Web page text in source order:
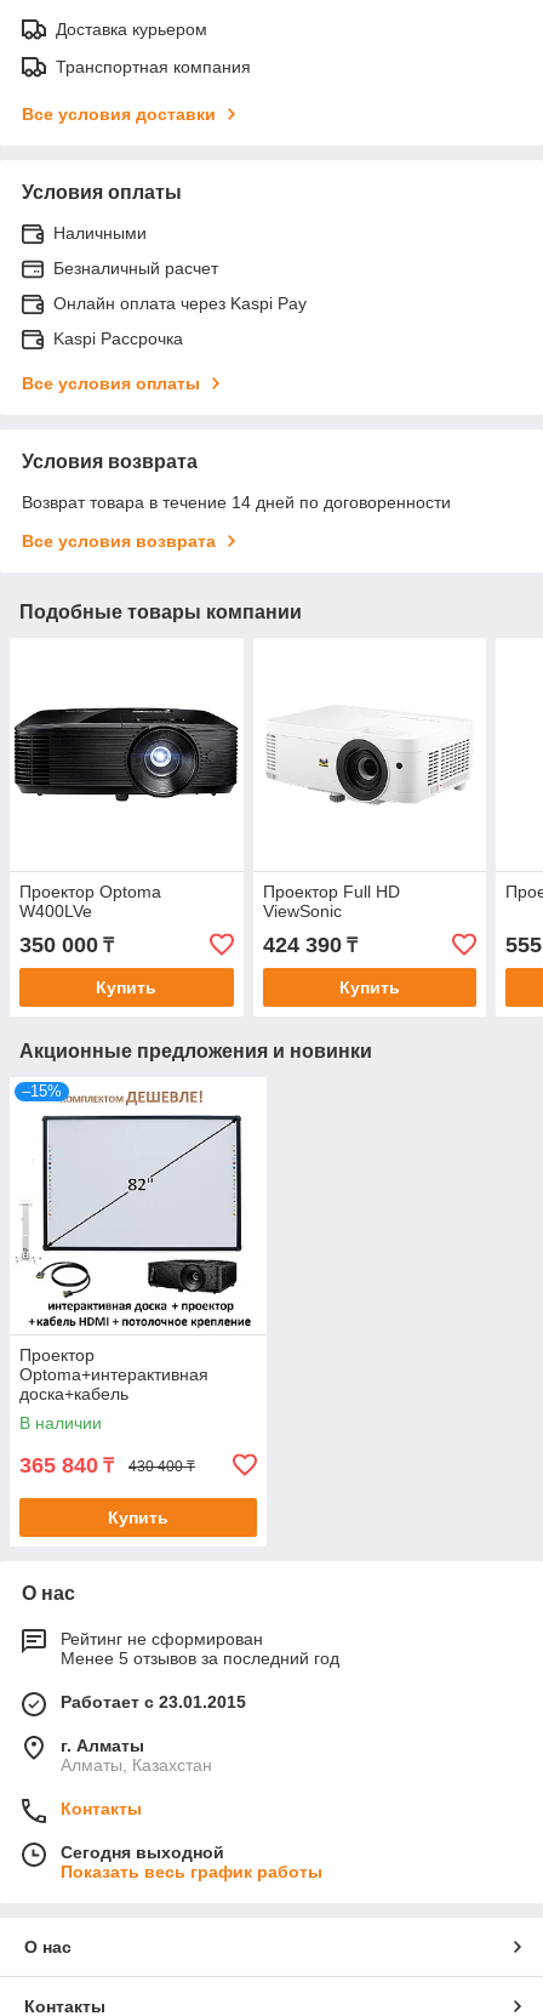
Доставка курьером
Транспортная компания
Все условия доставки
Условия оплаты
Наличными
Безналичный расчет
Онлайн оплата через Kaspi Pay
Kaspi Рассрочка
Все условия оплаты
Условия возврата
Возврат товара в течение 14 дней по договоренности
Все условия возврата
Подобные товары компании
Проектор Optoma
W400LVe
350 000 ₸
Купить
Проектор Full HD
ViewSonic
424 390₸
Купить
Акционные предложения и новинки
–15%
Проектор
Optoma+интерактивная
доска+кабель
HDMI+потолочное крепление
В наличии
365 840 ₸ 430 400 ₸
Купить
О нас
Рейтинг не сформирован
Менее 5 отзывов за последний год
Работает с 23.01.2015
г. Алматы
Алматы, Казахстан
Контакты
Сегодня выходной
Показать весь график работы
О нас
Контакты